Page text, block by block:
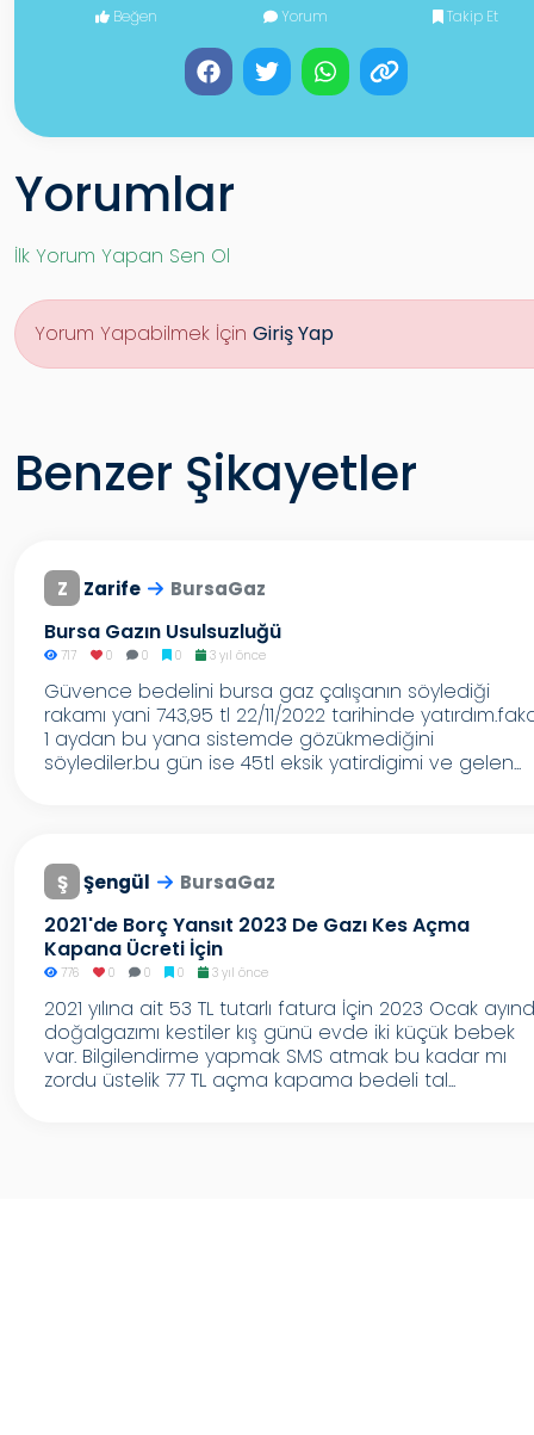
Beğen Yorum Takip Et
Yorumlar
İlk Yorum Yapan Sen Ol
Yorum Yapabilmek İçin Giriş Yap
Benzer Şikayetler
Z Zarife BursaGaz
Bursa Gazın Usulsuzluğü
717 0 0 0 3 yıl önce
Güvence bedelini bursa gaz çalışanın söylediği
rakamı yani 743,95 tl 22/11/2022 tarihinde
1 aydan bu yana sistemde gözükmediğini
söylediler.bu gün ise 45tl eksik yatirdigimi ve gelen...
Ş Şengül BursaGaz
2021'de Borç Yansıt 2023 De Gazı Kes Açma
Kapana Ücreti İçin
776 0 0 0 3 yıl önce
2021 yılına ait 53 TL tutarlı fatura İçin 2023 Ocak
doğalgazımı kestiler kış günü evde iki küçük bebek
var. Bilgilendirme yapmak SMS atmak bu kadar mı
zordu üstelik 77 TL açma kapama bedeli tal...